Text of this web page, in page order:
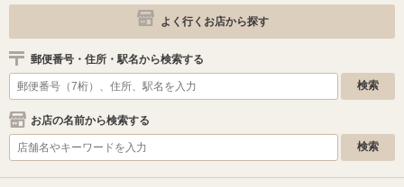
よく行くお店から探す
郵便番号・住所・駅名から検索する
お店の名前から検索する